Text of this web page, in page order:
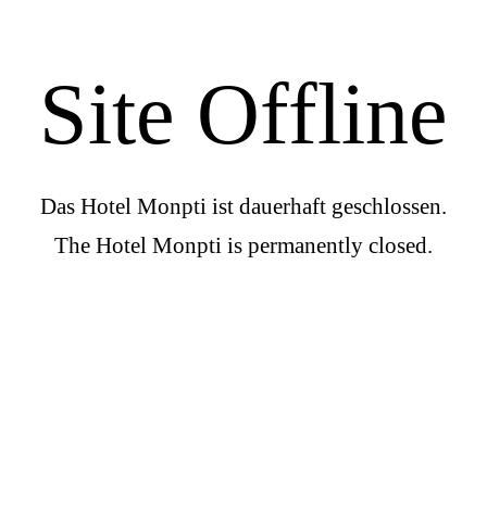
Site Offline
Das Hotel Monpti ist dauerhaft geschlossen.
The Hotel Monpti is permanently closed.